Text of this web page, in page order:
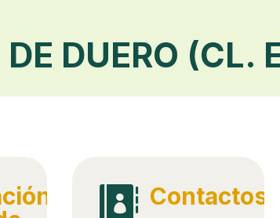
DUERO (CL.
 Contactos